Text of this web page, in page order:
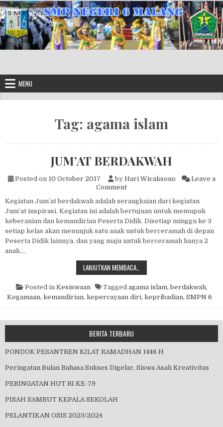
Skip to content
MENU
Tag: agama islam
JUM’AT BERDAKWAH
Posted on 10 October 2017 by Hari Wicaksono
Leave a
Commenton JUM’AT BERDAKWAH
Kegiatan Jum’at berdakwah adalah serangkaian dari kegiatan
Jum’at inspirasi. Kegiatan ini adalah bertujuan untuk memupuk
keberanian dan kemandirian Peserta Didik. Disetiap minggu ke 3
setiap kelas akan menunjuk satu anak untuk berceramah di depan
Peserta Didik lainnya, dan yang maju untuk berceramah hanya 2
anak….
LANJUTKAN MEMBACA…
Posted in Kesiswaan Tagged agama islam,berdakwah,
Kegamaan, kemandirian, kepercayaan diri, kepribadian, SMPN 6
BERITA TERBARU
PONDOK PESANTREN KILAT RAMADHAN 1446 H
Peringatan Bulan Bahasa Sukses Digelar, Siswa Asah Kreativitas
PERINGATAN HUT RI KE-79
PISAH SAMBUT KEPALA SEKOLAH
PELANTIKAN OSIS 2023/2024